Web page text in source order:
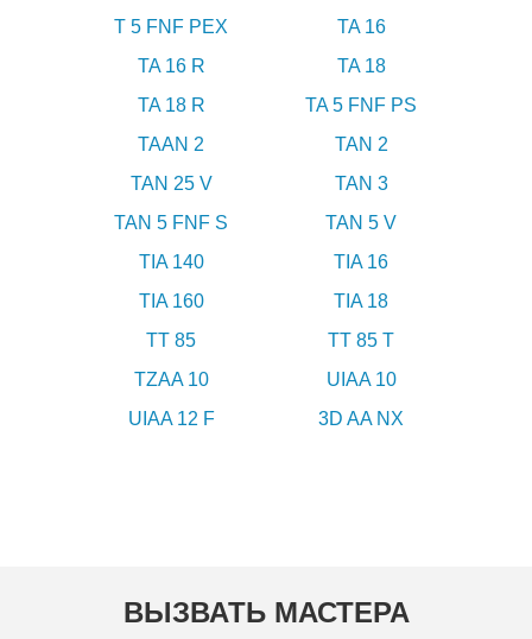
T 5 FNF PEX
TA 16
TA 16 R
TA 18
TA 18 R
TA 5 FNF PS
TAAN 2
TAN 2
TAN 25 V
TAN 3
TAN 5 FNF S
TAN 5 V
TIA 140
TIA 16
TIA 160
TIA 18
TT 85
TT 85 T
TZAA 10
UIAA 10
UIAA 12 F
3D AA NX
ВЫЗВАТЬ МАСТЕРА